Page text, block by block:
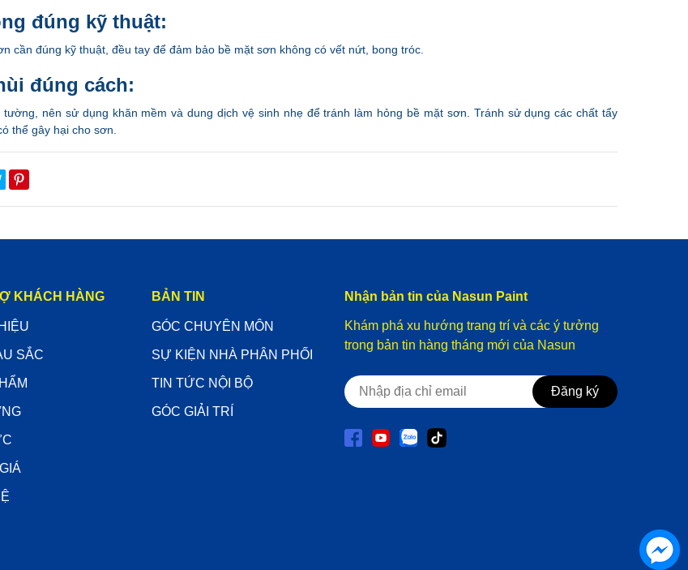
đúng kỹ thuật:
cần đúng kỹ thuật, đều tay để đảm bảo bề mặt sơn không có vết nứt, bong tróc.
đúng cách:
tường, nên sử dụng khăn mềm và dung dịch vệ sinh nhẹ để tránh làm hỏng bề mặt sơn. Tránh sử dụng các chất tẩy
thể gây hại cho sơn.
KHÁCH HÀNG
SẮC
BẢN TIN
GÓC CHUYÊN MÔN
SỰ KIỆN NHÀ PHÂN PHỐI
TIN TỨC NỘI BỘ
GÓC GIẢI TRÍ
Nhận bản tin của Nasun Paint
Khám phá xu hướng trang trí và các ý tưởng
trong bản tin hàng tháng mới của Nasun
Đăng ký